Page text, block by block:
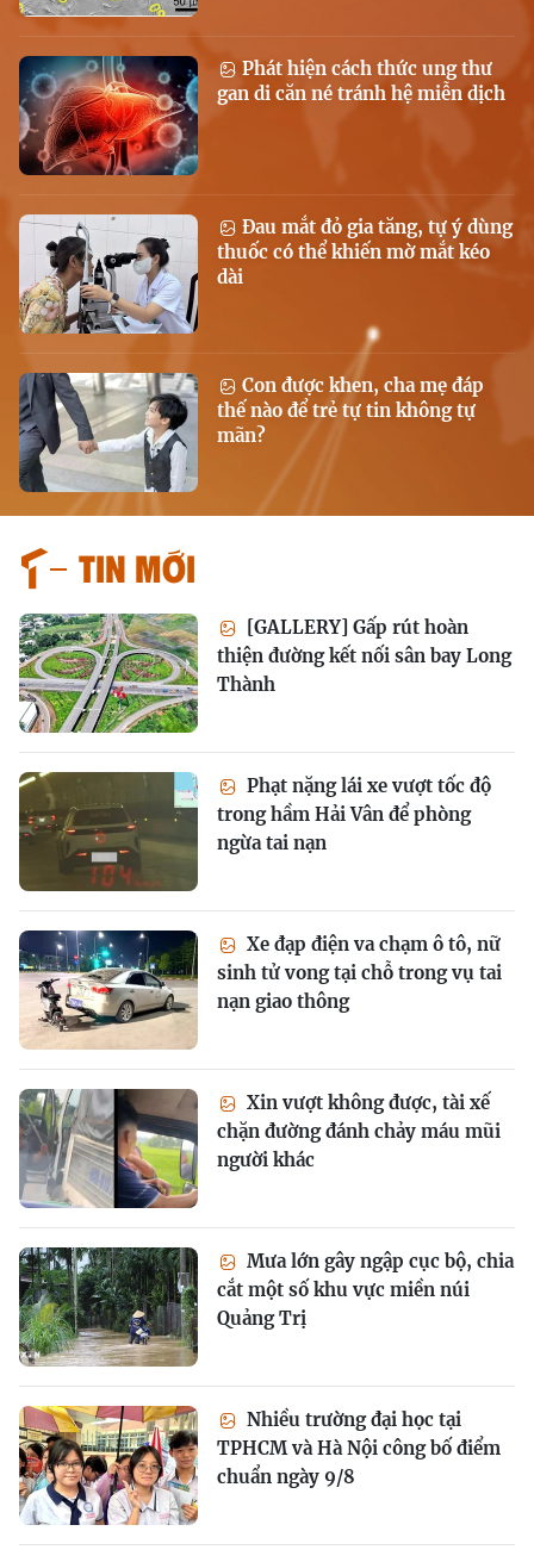
Phát hiện cách thức ung thư
gan di căn né tránh hệ miễn dịch
Đau mắt đỏ gia tăng, tự ý dùng
thuốc có thể khiến mờ mắt kéo
dài
Con được khen, cha mẹ đáp
thế nào để trẻ tự tin không tự
mãn?
Tin mới
[GALLERY] Gấp rút hoàn
thiện đường kết nối sân bay Long
Thành
Phạt nặng lái xe vượt tốc độ
trong hầm Hải Vân để phòng
ngừa tai nạn
Xe đạp điện va chạm ô tô, nữ
sinh tử vong tại chỗ trong vụ tai
nạn giao thông
Xin vượt không được, tài xế
chặn đường đánh chảy máu mũi
người khác
Mưa lớn gây ngập cục bộ, chia
cắt một số khu vực miền núi
Quảng Trị
Nhiều trường đại học tại
TPHCM và Hà Nội công bố điểm
chuẩn ngày 9/8